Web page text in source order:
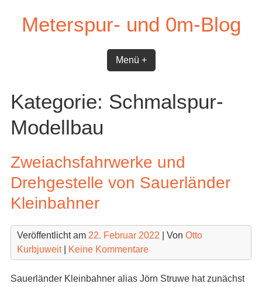
contentMeterspur- und 0m-Blog
Menü +
Kategorie: Schmalspur-
Modellbau
Zweiachsfahrwerke und
Drehgestelle von Sauerländer
Kleinbahner
Veröffentlicht am 22. Februar 2022 | Von Otto
Kurbjuweit| Keine Kommentare
Sauerländer Kleinbahner alias Jörn Struwe hat zunächst